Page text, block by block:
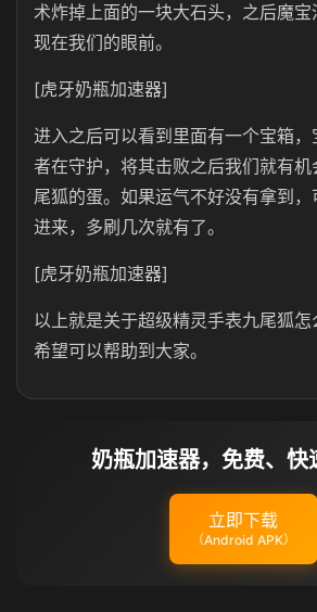
术炸掉上面的一块大石头，之后魔
现在我们的眼前。
[虎牙奶瓶加速器]
进入之后可以看到里面有一个宝箱
者在守护，将其击败之后我们就有
尾狐的蛋。如果运气不好没有拿到
进来，多刷几次就有了。
[虎牙奶瓶加速器]
以上就是关于超级精灵手表九尾狐怎
希望可以帮助到大家。
奶瓶加速器，免费、快
立即下载
（Android APK）